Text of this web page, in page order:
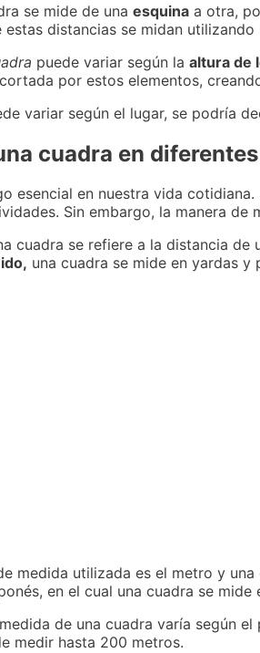
se mide de una esquina a otra,
estas distancias se midan utilizando
puede variar según la altura de
por estos elementos,
variar según el lugar, se podría
cuadra en
esencial en nuestra vida
Sin embargo, la manera
cuadra se refiere a la distancia de
una cuadra se mide en yardas
medida utilizada es el metro y
en el cual una cuadra se mide
de una cuadra varía según
medir hasta 200 metros.